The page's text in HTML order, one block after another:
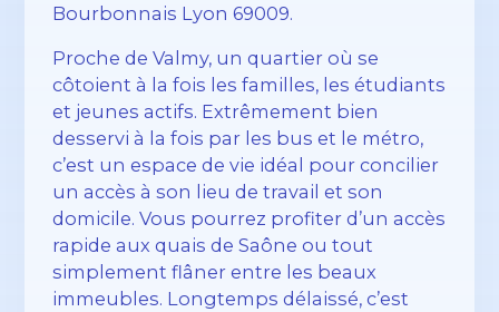
Bourbonnais Lyon 69009.
Proche de Valmy, un quartier où se
côtoient à la fois les familles, les étudiants
et jeunes actifs. Extrêmement bien
desservi à la fois par les bus et le métro,
c’est un espace de vie idéal pour concilier
un accès à son lieu de travail et son
domicile. Vous pourrez profiter d’un accès
rapide aux quais de Saône ou tout
simplement flâner entre les beaux
immeubles. Longtemps délaissé, c’est